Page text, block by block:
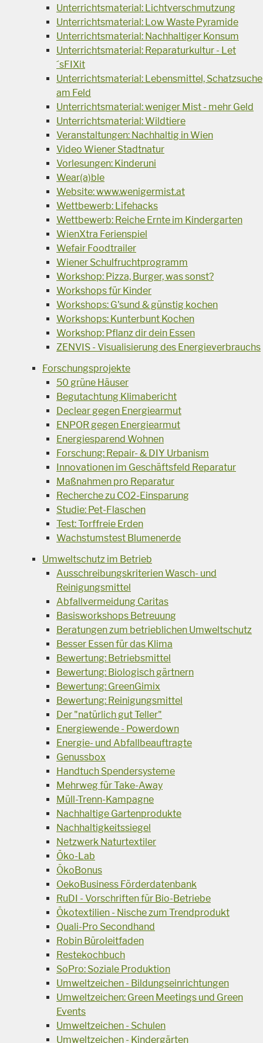
Unterrichtsmaterial: Lichtverschmutzung
Unterrichtsmaterial: Low Waste Pyramide
Unterrichtsmaterial: Nachhaltiger Konsum
Unterrichtsmaterial: Reparaturkultur - Let
´sFIXit
Unterrichtsmaterial: Lebensmittel, Schatzsuche
am Feld
Unterrichtsmaterial: weniger Mist - mehr Geld
Unterrichtsmaterial: Wildtiere
Veranstaltungen: Nachhaltig in Wien
Video Wiener Stadtnatur
Vorlesungen: Kinderuni
Wear(a)ble
Website: www.wenigermist.at
Wettbewerb: Lifehacks
Wettbewerb: Reiche Ernte im Kindergarten
WienXtra Ferienspiel
Wefair Foodtrailer
Wiener Schulfruchtprogramm
Workshop: Pizza, Burger, was sonst?
Workshops für Kinder
Workshops: G'sund & günstig kochen
Workshops: Kunterbunt Kochen
Workshop: Pflanz dir dein Essen
ZENVIS - Visualisierung des Energieverbrauchs
Forschungsprojekte
50 grüne Häuser
Begutachtung Klimabericht
Declear gegen Energiearmut
ENPOR gegen Energiearmut
Energiesparend Wohnen
Forschung: Repair- & DIY Urbanism
Innovationen im Geschäftsfeld Reparatur
Maßnahmen pro Reparatur
Recherche zu CO2-Einsparung
Studie: Pet-Flaschen
Test: Torffreie Erden
Wachstumstest Blumenerde
Umweltschutz im Betrieb
Ausschreibungskriterien Wasch- und
Reinigungsmittel
Abfallvermeidung Caritas
Basisworkshops Betreuung
Beratungen zum betrieblichen Umweltschutz
Besser Essen für das Klima
Bewertung: Betriebsmittel
Bewertung: Biologisch gärtnern
Bewertung: GreenGimix
Bewertung: Reinigungsmittel
Der "natürlich gut Teller"
Energiewende - Powerdown
Energie- und Abfallbeauftragte
Genussbox
Handtuch Spendersysteme
Mehrweg für Take-Away
Müll-Trenn-Kampagne
Nachhaltige Gartenprodukte
Nachhaltigkeitssiegel
Netzwerk Naturtextiler
Öko-Lab
ÖkoBonus
OekoBusiness Förderdatenbank
RuDI - Vorschriften für Bio-Betriebe
Ökotextilien - Nische zum Trendprodukt
Quali-Pro Secondhand
Robin Büroleitfaden
Restekochbuch
SoPro: Soziale Produktion
Umweltzeichen - Bildungseinrichtungen
Umweltzeichen: Green Meetings und Green
Events
Umweltzeichen - Schulen
Umweltzeichen - Kindergärten